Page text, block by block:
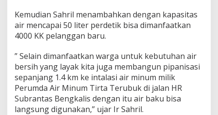
a
u
5
m
e
t
e
r
l
i
Kemudian Sahril menambahkan dengan kapasitas
air mencapai 50 liter perdetik bisa dimanfaatkan
4000 KK pelanggan baru.
” Selain dimanfaatkan warga untuk kebutuhan air
bersih yang layak kita juga membangun pipanisasi
sepanjang 1.4 km ke intalasi air minum milik
Perumda Air Minum Tirta Terubuk di jalan HR
Subrantas Bengkalis dengan itu air baku bisa
langsung digunakan,” ujar Ir Sahril.